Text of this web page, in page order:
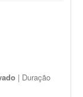
| Duração